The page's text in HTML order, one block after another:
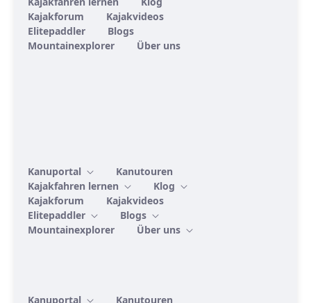
Kajakforum
Kajakvideos
Elitepaddler
Blogs
Mountainexplorer
Über uns
Kanuportal
Kanutouren
Kajakfahren lernen
Klog
Kajakforum
Kajakvideos
Elitepaddler
Blogs
Mountainexplorer
Über uns
Kanuportal Kanutouren